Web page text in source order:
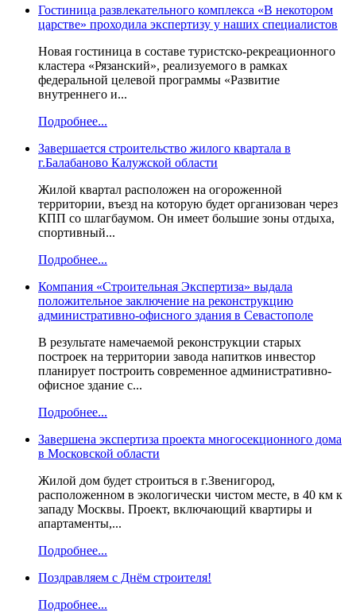
Гостиница развлекательного комплекса «В некотором
царстве» проходила экспертизу у наших специалистов
Новая гостиница в составе туристско-рекреационного
кластера «Рязанский», реализуемого в рамках
федеральной целевой программы «Развитие
внутреннего и...
Подробнее...
Завершается строительство жилого квартала в
г.Балабаново Калужской области
Жилой квартал расположен на огороженной
территории, въезд на которую будет организован через
КПП со шлагбаумом. Он имеет большие зоны отдыха,
спортивный...
Подробнее...
Компания «Строительная Экспертиза» выдала
положительное заключение на реконструкцию
административно-офисного здания в Севастополе
В результате намечаемой реконструкции старых
построек на территории завода напитков инвестор
планирует построить современное административно-
офисное здание с...
Подробнее...
Завершена экспертиза проекта многосекционного дома
в Московской области
Жилой дом будет строиться в г.Звенигород,
расположенном в экологически чистом месте, в 40 км к
западу Москвы. Проект, включающий квартиры и
апартаменты,...
Подробнее...
Поздравляем с Днём строителя!
Подробнее...